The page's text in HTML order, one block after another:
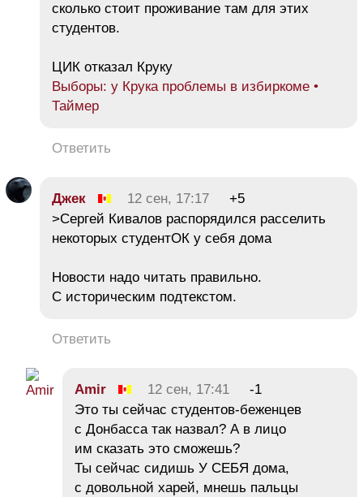
сколько стоит проживание там для этих
студентов.
ЦИК отказал Круку
Выборы: у Крука проблемы в избиркоме •
Таймер
Ответить
Джек 12 сен, 17:17
+5
>Сергей Кивалов распорядился расселить
некоторых студентОК у себя дома
Новости надо читать правильно.
С историческим подтекстом.
Ответить
Amir 12 сен, 17:41
-1
Это ты сейчас студентов-беженцев
с Донбасса так назвал? А в лицо
им сказать это сможешь?
Ты сейчас сидишь У СЕБЯ дома,
с довольной харей, мнешь пальцы